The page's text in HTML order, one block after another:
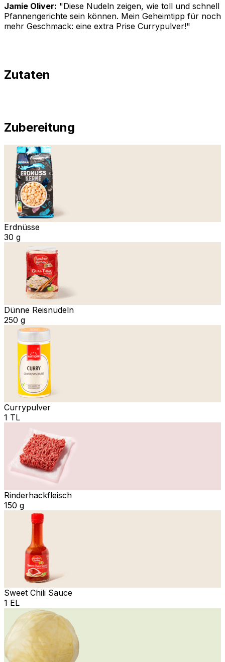
Jamie Oliver: "Diese Nudeln zeigen, wie toll und schnell
Pfannengerichte sein können. Mein Geheimtipp für noch
mehr Geschmack: eine extra Prise Currypulver!"
Zutaten
Zubereitung
Erdnüsse
30 g
Dünne Reisnudeln
250 g
Currypulver
1 TL
Rinderhackfleisch
150 g
Sweet Chili Sauce
1 EL